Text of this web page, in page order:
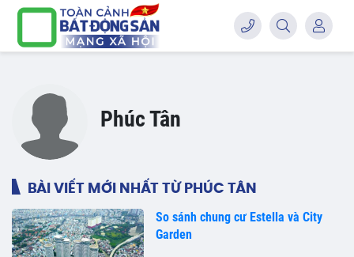
Phúc Tân
BÀI VIẾT MỚI NHẤT TỪ PHÚC TÂN
So sánh chung cư Estella và City
Garden